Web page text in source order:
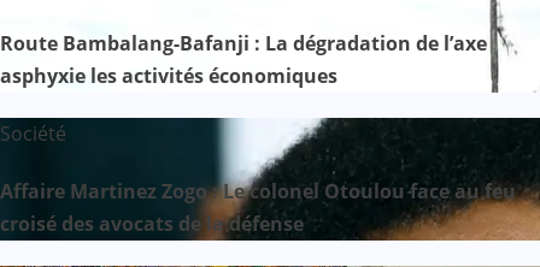
Route Bambalang-Bafanji : La dégradation de l’axe
asphyxie les activités économiques
Société
Affaire Martinez Zogo : Le colonel Otoulou face au feu
croisé des avocats de la défense